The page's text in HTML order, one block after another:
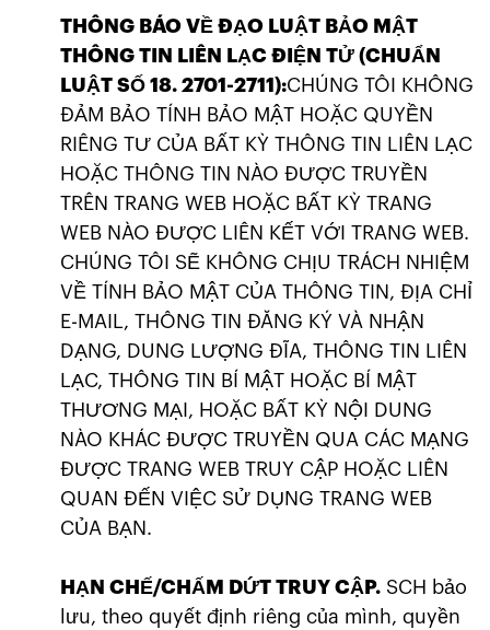
THÔNG BÁO VỀ ĐẠO LUẬT BẢO MẬT
THÔNG TIN LIÊN LẠC ĐIỆN TỬ (CHUẨN
LUẬT SỐ 18. 2701-2711):CHÚNG TÔI KHÔNG
ĐẢM BẢO TÍNH BẢO MẬT HOẶC QUYỀN
RIÊNG TƯ CỦA BẤT KỲ THÔNG TIN LIÊN LẠC
HOẶC THÔNG TIN NÀO ĐƯỢC TRUYỀN
TRÊN TRANG WEB HOẶC BẤT KỲ TRANG
WEB NÀO ĐƯỢC LIÊN KẾT VỚI TRANG WEB.
CHÚNG TÔI SẼ KHÔNG CHỊU TRÁCH NHIỆM
VỀ TÍNH BẢO MẬT CỦA THÔNG TIN, ĐỊA CHỈ
E-MAIL, THÔNG TIN ĐĂNG KÝ VÀ NHẬN
DẠNG, DUNG LƯỢNG ĐĨA, THÔNG TIN LIÊN
LẠC, THÔNG TIN BÍ MẬT HOẶC BÍ MẬT
THƯƠNG MẠI, HOẶC BẤT KỲ NỘI DUNG
NÀO KHÁC ĐƯỢC TRUYỀN QUA CÁC MẠNG
ĐƯỢC TRANG WEB TRUY CẬP HOẶC LIÊN
QUAN ĐẾN VIỆC SỬ DỤNG TRANG WEB
CỦA BẠN.
HẠN CHẾ/CHẤM DỨT TRUY CẬP. SCH bảo
lưu, theo quyết định riêng của mình, quyền